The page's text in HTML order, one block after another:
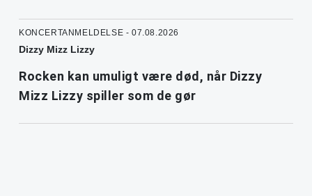
KONCERTANMELDELSE - 07.08.2026
Dizzy Mizz Lizzy
Rocken kan umuligt være død, når Dizzy
Mizz Lizzy spiller som de gør